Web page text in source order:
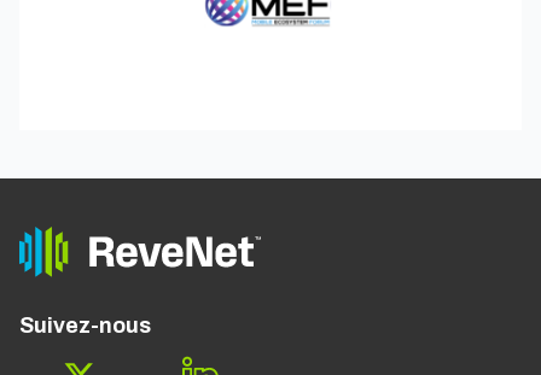
Suivez-nous